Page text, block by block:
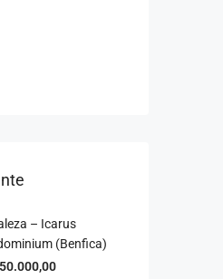
– Icarus
(Benfica)